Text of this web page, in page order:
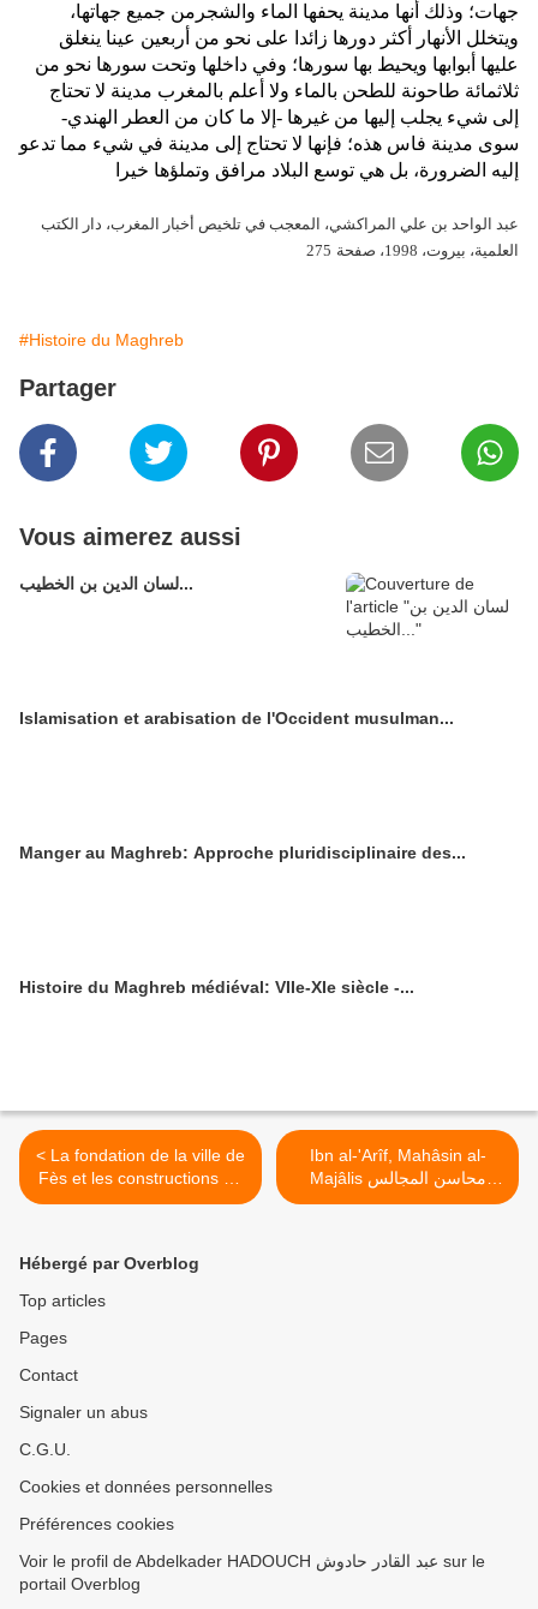
جهات؛ وذلك أنها مدينة يحفها الماء والشجرمن جميع جهاتها،
ويتخلل الأنهار أكثر دورها زائدا على نحو من أربعين عينا ينغلق
عليها أبوابها ويحيط بها سورها؛ وفي داخلها وتحت سورها نحو من
ثلاثمائة طاحونة للطحن بالماء ولا أعلم بالمغرب مدينة لا تحتاج
إلى شيء يجلب إليها من غيرها -إلا ما كان من العطر الهندي-
سوى مدينة فاس هذه؛ فإنها لا تحتاج إلى مدينة في شيء مما تدعو
إليه الضرورة، بل هي توسع البلاد مرافق وتملؤها خيرا
عبد الواحد بن علي المراكشي، المعجب في تلخيص أخبار المغرب، دار الكتب
العلمية، بيروت، 1998، صفحة
275
#Histoire du Maghreb
Partager
Vous aimerez aussi
لسان الدين بن الخطيب...
Islamisation et arabisation de l'Occident musulman...
Manger au Maghreb: Approche pluridisciplinaire des...
Histoire du Maghreb médiéval: VIIe-XIe siècle -...
< La fondation de la ville de
Fès et les constructions de
l'Imâm Idrîs d'après Ibn Abî
Ibn al-'Arîf, Mahâsin al-
Majâlis محاسن المجالس
(Sadness الحزن) >
Hébergé par Overblog
Top articles
Pages
Contact
Signaler un abus
C.G.U.
Cookies et données personnelles
Préférences cookies
Voir le profil de Abdelkader HADOUCH عبد القادر حادوش sur le
portail Overblog